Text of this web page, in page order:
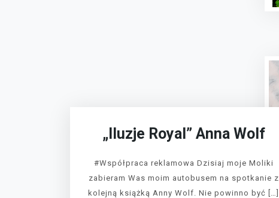
„Iluzje Royal” Anna Wolf
#Współpraca reklamowa Dzisiaj moje Moliki
zabieram Was moim autobusem na spotkanie z
kolejną książką Anny Wolf. Nie powinno być […]